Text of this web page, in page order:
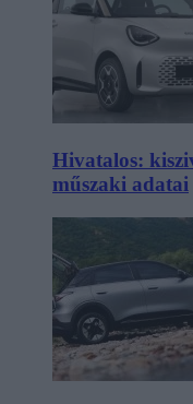
Hivatalos:
műszaki adatai